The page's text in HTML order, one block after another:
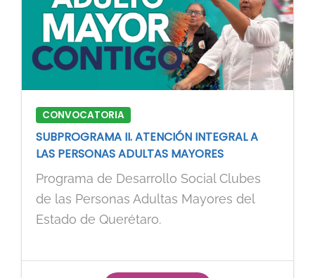
CONVOCATORIA
SUBPROGRAMA II. ATENCIÓN INTEGRAL A
LAS PERSONAS ADULTAS MAYORES
Programa de Desarrollo Social Clubes
de las Personas Adultas Mayores del
Estado de Querétaro.